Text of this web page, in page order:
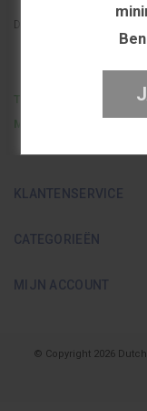
De beste en voordeligste
Telefoon
0251 839 447
KLANTENSERVICE
CATEGORIEËN
MIJN ACCOUNT
© Copyright 2026